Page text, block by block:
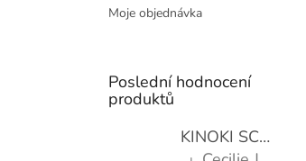
Moje objednávka
Poslední hodnocení
produktů
KINOKI SC1006 Detoxikační náplasti, 1 balení - 10 ks